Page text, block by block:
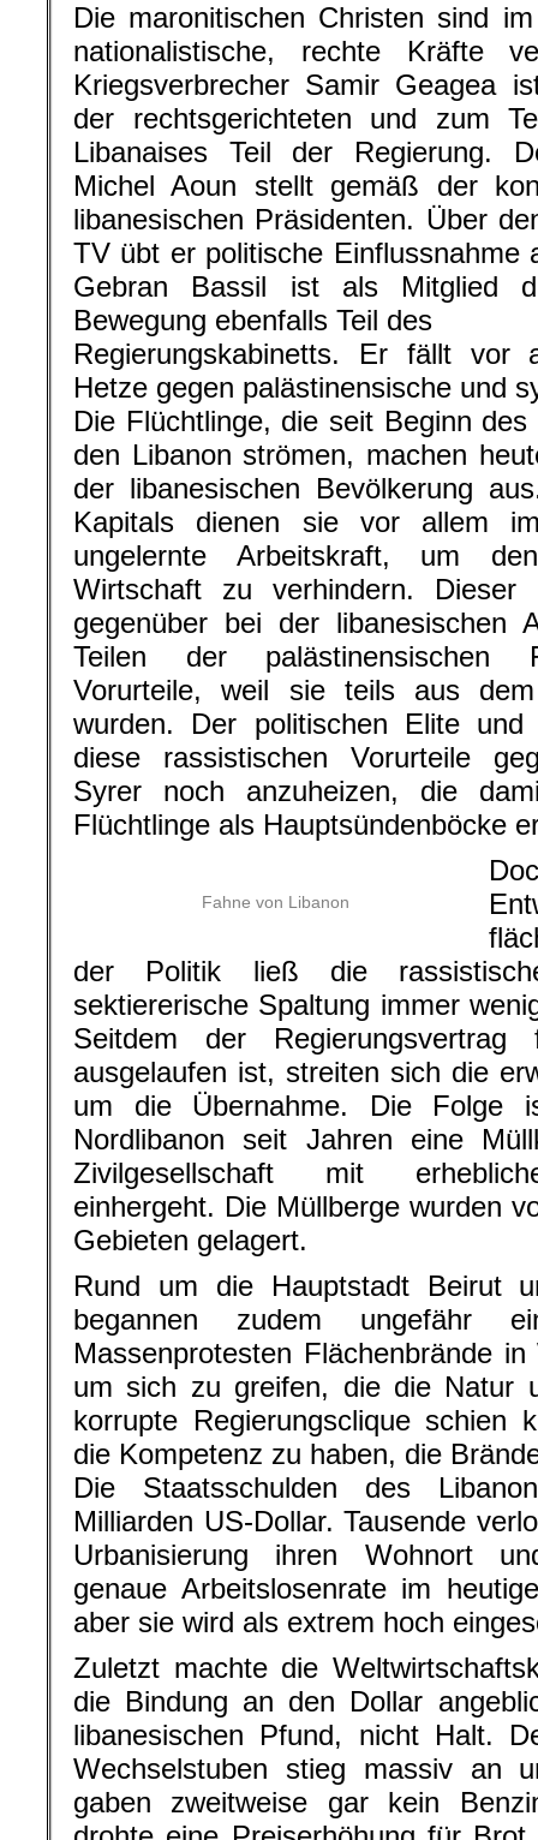
Die maronitischen Christen sind
nationalistische, rechte Kräfte
Kriegsverbrecher Samir Geagea
der rechtsgerichteten und zum
Libanaises Teil der Regierung.
Michel Aoun stellt gemäß der
libanesischen Präsidenten. Über
TV übt er politische Einflussnahme
Gebran Bassil ist als Mitglied
Bewegung ebenfalls Teil des
Regierungskabinetts. Er fällt vor
Hetze gegen palästinensische und
Die Flüchtlinge, die seit Beginn
den Libanon strömen, machen
der libanesischen Bevölkerung
Kapitals dienen sie vor allem
ungelernte Arbeitskraft, um
Wirtschaft zu verhindern. Dieser
gegenüber bei der libanesischen
Teilen der palästinensischen
Vorurteile, weil sie teils aus
wurden. Der politischen Elite
diese rassistischen Vorurteile
Syrer noch anzuheizen, die
Flüchtlinge als Hauptsündenböcke
Fahne von Libanon
der Politik ließ die
sektiererische Spaltung immer
Seitdem der Regierungsvertrag
ausgelaufen ist, streiten sich die
um die Übernahme. Die Folge
Nordlibanon seit Jahren eine
Zivilgesellschaft mit
einhergeht. Die Müllberge wurden
Gebieten gelagert.
Rund um die Hauptstadt Beirut
begannen zudem ungefähr
Massenprotesten Flächenbrände
um sich zu greifen, die die Natur
korrupte Regierungsclique schien
die Kompetenz zu haben, die
Die Staatsschulden des
Milliarden US-Dollar. Tausende
Urbanisierung ihren Wohnort
genaue Arbeitslosenrate im
aber sie wird als extrem hoch
Zuletzt machte die
die Bindung an den Dollar
libanesischen Pfund, nicht Halt.
Wechselstuben stieg massiv an
gaben zweitweise gar kein